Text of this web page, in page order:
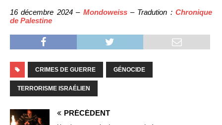
16 décembre 2024 – Mondoweiss– Tradution : Chronique
de Palestine
CRIMES DE GUERRE GÉNOCIDE
TERRORISME ISRAÉLIEN
PRÉCÉDENT